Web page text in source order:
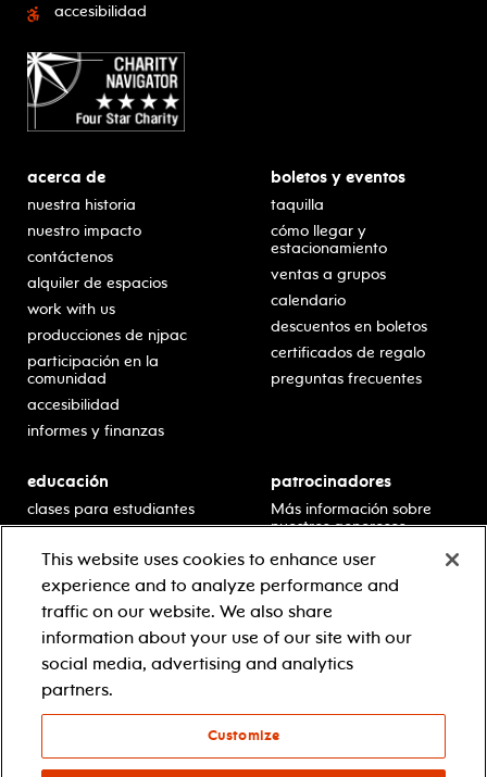
accesibilidad
acerca de
nuestra historia
nuestro impacto
contáctenos
alquiler de espacios
work with us
producciones de njpac
participación en la
comunidad
accesibilidad
informes y finanzas
boletos y eventos
taquilla
cómo llegar y
estacionamiento
ventas a grupos
calendario
descuentos en boletos
certificados de regalo
preguntas frecuentes
educación
clases para estudiantes
escolar
residencias en escuelas
desarrollo profesional
recursos para docentes
comuníquese con el
equipo educativo
patrocinadores
Más información sobre
nuestros generosos
This website uses cookies to enhance user
experience and to analyze performance and
traffic on our website. We also share
information about your use of our site with our
social media, advertising and analytics
partners.
Customize